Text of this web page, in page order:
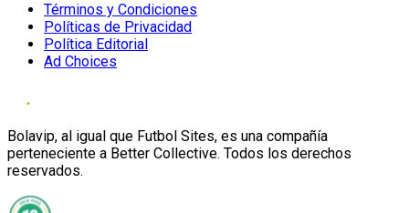
Términos y Condiciones
Políticas de Privacidad
Política Editorial
Ad Choices
Bolavip, al igual que Futbol Sites, es una compañía
perteneciente a Better Collective. Todos los derechos
reservados.